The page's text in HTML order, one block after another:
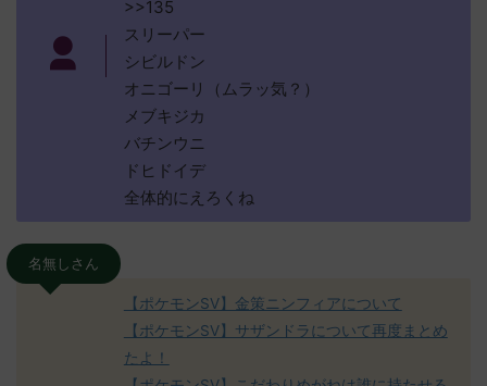
>>135
スリーパー
シビルドン
オニゴーリ（ムラッ気？）
メブキジカ
バチンウニ
ドヒドイデ
全体的にえろくね
名無しさん
【ポケモンSV】金策ニンフィアについて
【ポケモンSV】サザンドラについて再度まとめ
たよ！